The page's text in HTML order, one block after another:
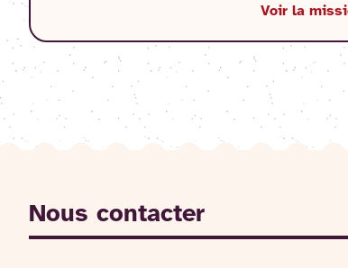
Voir la
Nous contacter